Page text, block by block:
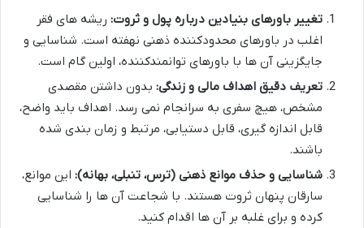
تغییر باورهای بنیادین درباره پول و ثروت: ریشه های فقر
اغلب در باورهای محدودکننده ذهنی نهفته است. شناسایی و
جایگزینی آن ها با باورهای توانمندکننده، اولین گام است.
تعریف دقیق اهداف مالی و زندگی: بدون داشتن مقصدی
مشخص، هیچ سفری به سرانجام نمی رسد. اهداف باید واضح،
قابل اندازه گیری، قابل دستیابی، مرتبط و زمان بندی شده
باشند.
شناسایی و حذف موانع ذهنی (ترس، تنبلی، بهانه): این موانع،
سارقان پنهان ثروت هستند. با شجاعت آن ها را شناسایی
کرده و برای غلبه بر آن ها اقدام کنید.